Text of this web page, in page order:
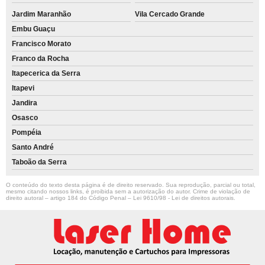
Jardim Maranhão
Vila Cercado Grande
Embu Guaçu
Francisco Morato
Franco da Rocha
Itapecerica da Serra
Itapevi
Jandira
Osasco
Pompéia
Santo André
Taboão da Serra
O conteúdo do texto desta página é de direito reservado. Sua reprodução, parcial ou total,
mesmo citando nossos links, é proibida sem a autorização do autor. Crime de violação de
direito autoral – artigo 184 do Código Penal – Lei 9610/98 - Lei de direitos autorais